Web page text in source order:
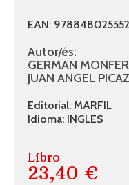
EAN:
Autor/és:
GERMAN
JUAN ANGEL
Editorial: MARFIL
Idioma: INGLES
Libro
23,40 €